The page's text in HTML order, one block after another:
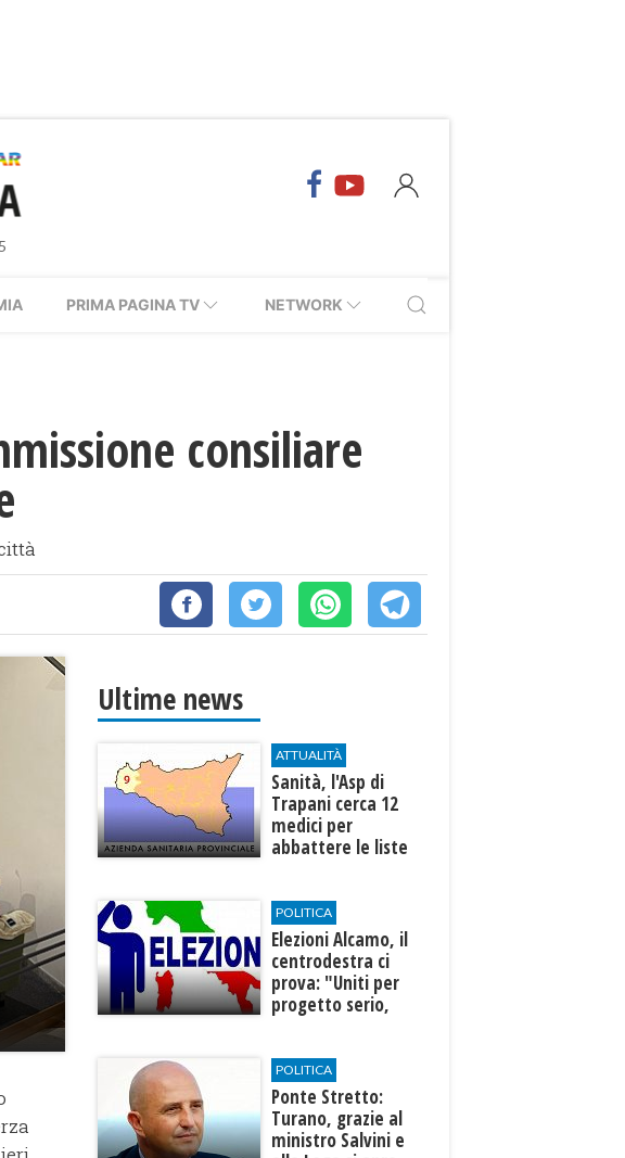
PRIMA PAGINA TV NETWORK
consiliare
Ultime news
ATTUALITÀ
Sanità, l'Asp di
Trapani cerca 12
medici per
abbattere le liste
POLITICA
Elezioni Alcamo, il
centrodestra ci
prova: "Uniti per
progetto serio,
POLITICA
Ponte Stretto:
Turano, grazie al
ministro Salvini e